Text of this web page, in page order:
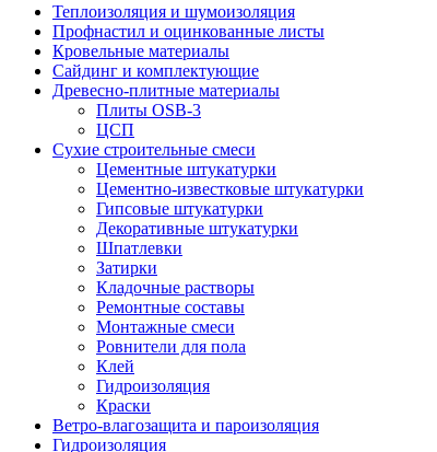
Теплоизоляция и шумоизоляция
Профнастил и оцинкованные листы
Кровельные материалы
Сайдинг и комплектующие
Древесно-плитные материалы
Плиты OSB-3
ЦСП
Сухие строительные смеси
Цементные штукатурки
Цементно-известковые штукатурки
Гипсовые штукатурки
Декоративные штукатурки
Шпатлевки
Затирки
Кладочные растворы
Ремонтные составы
Монтажные смеси
Ровнители для пола
Клей
Гидроизоляция
Краски
Ветро-влагозащита и пароизоляция
Гидроизоляция